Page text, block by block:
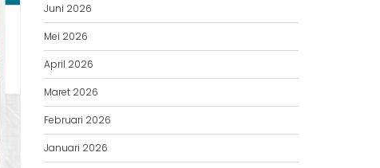
Juni 2026
Mei 2026
April 2026
Maret 2026
Februari 2026
Januari 2026